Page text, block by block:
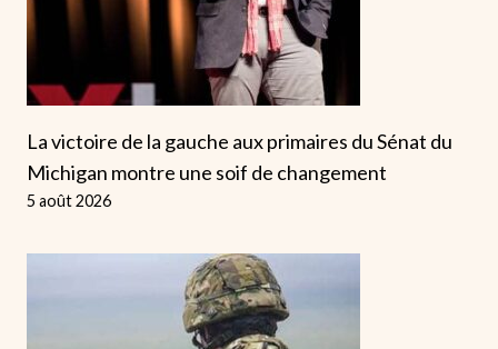
La victoire de la gauche aux primaires du Sénat du
Michigan montre une soif de changement
5 août 2026